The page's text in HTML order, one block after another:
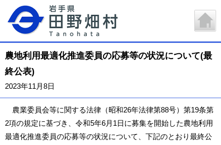
農地利用最適化推進委員の応募等の状況について(最
終公表)
2023年11月8日
農業委員会等に関する法律（昭和26年法律第88号）第19条第
2項の規定に基づき、令和5年6月1日に募集を開始した農地利用
最適化推進委員の応募等の状況について、下記のとおり最終公